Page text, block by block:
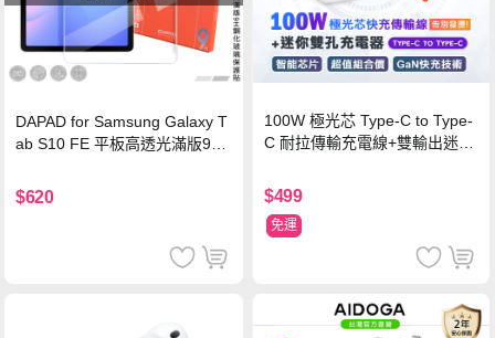
DAPAD for Samsung Galaxy T
ab S10 FE 平板高透光滿版9H
$620
100W 極光芯 Type-C to Type-
C 耐拉傳輸充電線+雙輸出迷你
$499
免運